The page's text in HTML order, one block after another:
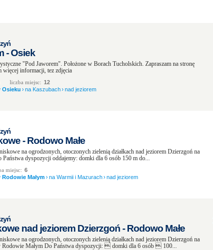
- Osiek
"Pod Jaworem". Położone w Borach Tucholskich. Zapraszam na stronę
informacji, tez zdjęcia
liczba miejsc: 12
Osieku ›na Kaszubach›nad jeziorem
- Rodowo Małe
na ogrodzonych, otoczonych zielenią działkach nad jeziorem Dzierzgoń na
Państwa dyspozycji oddajemy: domki dla 6 osób 150 m do...
miejsc: 6
Małym›na Warmii i Mazurach›nad jeziorem
nad jeziorem Dzierzgoń - Rodowo Małe
na ogrodzonych, otoczonych zielenią działkach nad jeziorem Dzierzgoń na
Rodowie Małym Do Państwa dyspozycji:  domki dla 6 osób  100...